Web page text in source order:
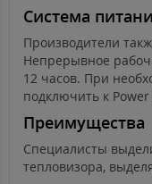
Система
Производители
Непрерывное
12 часов. При
подключить к
Преимущества
Специалисты
тепловизора,